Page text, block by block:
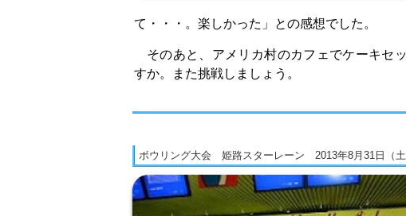
て・・・。楽しかった」との感想でした。
そのあと、アメリカ村のカフェでケーキセ
すか。また挑戦しましょう。
ボウリング大会 姫路スターレーン 2013年8月31日（土